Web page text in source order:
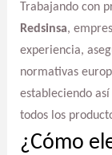
Trabajando con
Redsinsa,
experiencia,
normativas
estableciendo así
todos los
¿Cómo